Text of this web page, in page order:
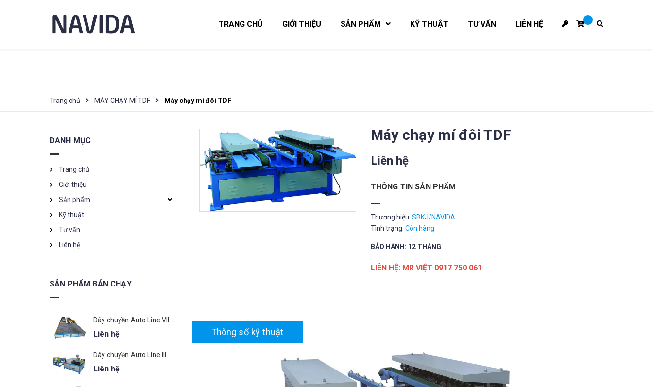
TRANG CHỦ GIỚI THIỆU SẢN PHẨM KỸ THUẬT TƯ VẤN LIÊN HỆ
Trang chủ MÁY CHẠY MÍ TDF Máy chạy mí đôi TDF
Máy chạy mí đôi TDF
Liên hệ
THÔNG TIN SẢN PHẨM
Thương hiệu: SBKJ/NAVIDA
Tình trạng: Còn hàng
BẢO HÀNH: 12 THÁNG
LIÊN HỆ: MR VIỆT 0917 750 061
Thông số kỹ thuật
DANH MỤC
Trang chủ
Giới thiệu
Sản phẩm
Kỹ thuật
Tư vấn
Liên hệ
SẢN PHẨM BÁN CHẠY
Dây chuyền Auto Line VII
Liên hệ
Dây chuyền Auto Line III
Liên hệ